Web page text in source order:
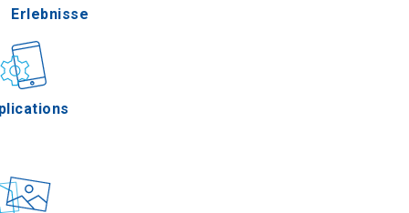
Gastronomie
Ereignisse
Erlebnisse